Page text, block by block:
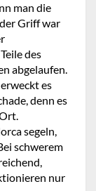
man die
Griff war
des
abgelaufen.
es
denn es
segeln,
schwerem
nur